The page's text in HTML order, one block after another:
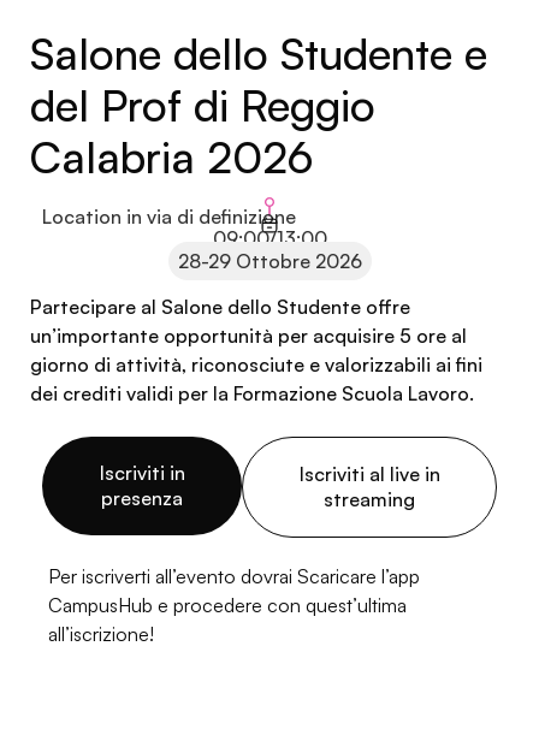
Salone dello Studente e
del Prof di Reggio
Calabria 2026
Location in via di definizione
09:00/13:00
28-29 Ottobre 2026
Partecipare al Salone dello Studente offre
un’importante opportunità per acquisire 5 ore al
giorno di attività, riconosciute e valorizzabili ai fini
dei crediti validi per la Formazione Scuola Lavoro.
Iscriviti in
presenza
Iscriviti al live in
streaming
Per iscriverti all’evento dovrai Scaricare l’app
CampusHub e procedere con quest’ultima
all’iscrizione!